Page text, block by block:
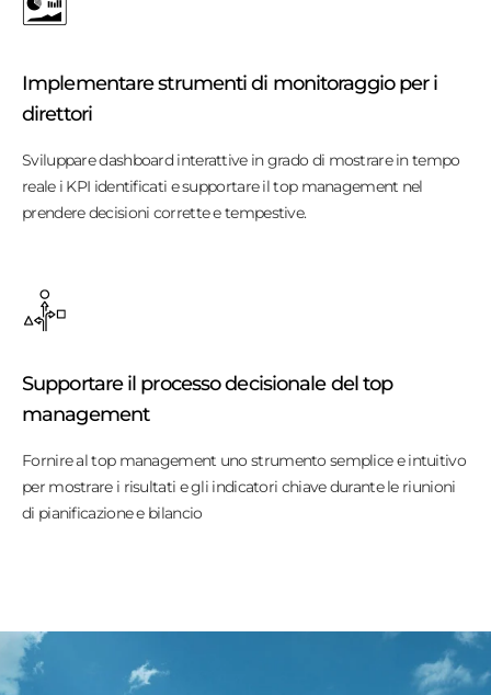
Implementare strumenti di monitoraggio per i
direttori
Sviluppare dashboard interattive in grado di mostrare in tempo
reale i KPI identificati e supportare il top management nel
prendere decisioni corrette e tempestive.
Supportare il processo decisionale del top
management
Fornire al top management uno strumento semplice e intuitivo
per mostrare i risultati e gli indicatori chiave durante le riunioni
di pianificazione e bilancio